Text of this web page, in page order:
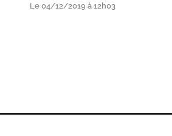
Le 04/12/2019 à 12h03